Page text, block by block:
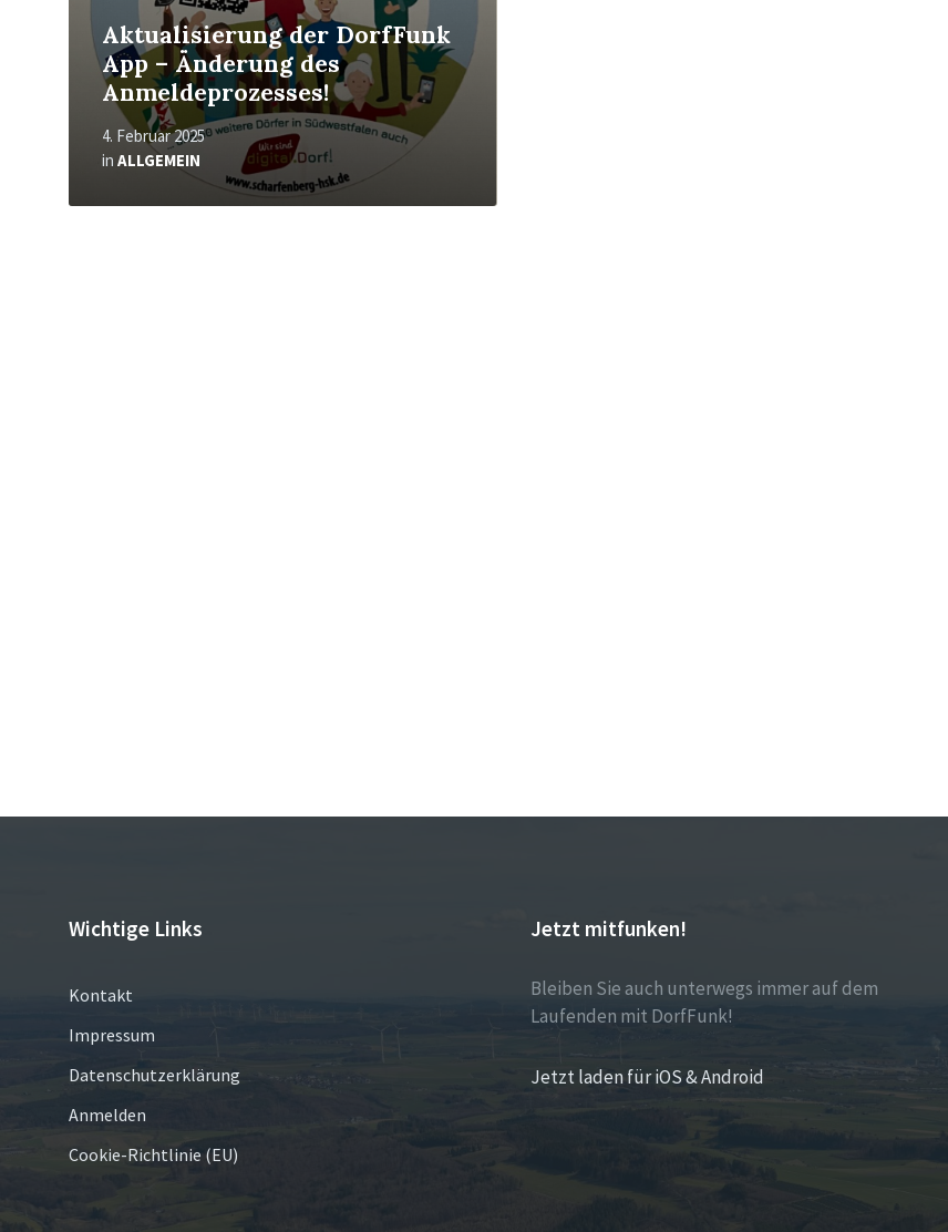
Aktualisierung der DorfFunk
App – Änderung des
Anmeldeprozesses!
4. Februar 2025
in ALLGEMEIN
Wichtige Links
Kontakt
Impressum
Datenschutzerklärung
Anmelden
Cookie-Richtlinie (EU)
Jetzt mitfunken!
Bleiben Sie auch unterwegs immer auf dem
Laufenden mit DorfFunk!
Jetzt laden für iOS & Android